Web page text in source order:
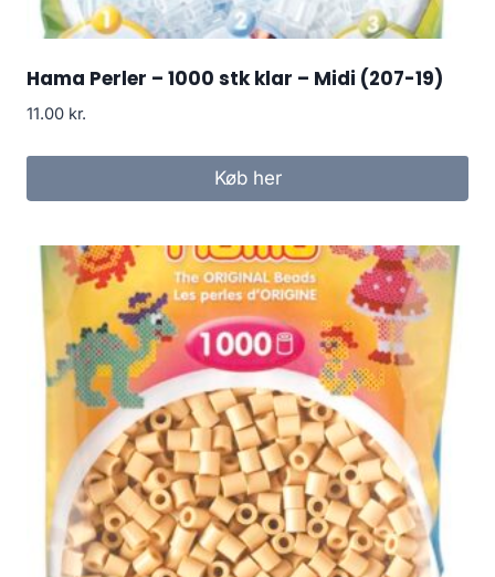
Hama Perler – 1000 stk klar – Midi (207-19)
11.00 kr.
Køb her